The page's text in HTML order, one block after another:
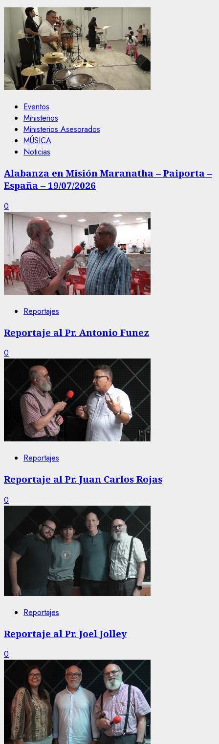
Eventos
Ministerios
Ministerios Asesorados
MÚSICA
Noticias
Alabanza en Misión Maranatha – Paiporta –
España – 19/07/2026
0
Reportajes
Reportaje al Pr. Antonio Funez
0
Reportajes
Reportaje al Pr. Juan Carlos Rojas
0
Reportajes
Reportaje al Pr. Joel Jolley
0